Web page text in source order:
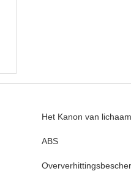
Het Kanon van
ABS